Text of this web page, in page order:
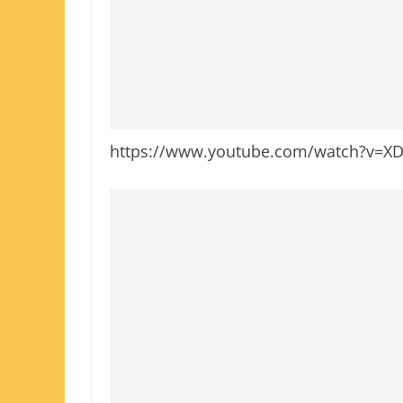
https://www.youtube.com/